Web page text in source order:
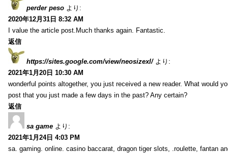
perder peso より:
2020年12月31日 8:32 AM
I value the article post.Much thanks again. Fantastic.
返信
https://sites.google.com/view/neosizexl/ より:
2021年1月20日 10:30 AM
wonderful points altogether, you just received a new reader. What would
post that you just made a few days in the past? Any certain?
返信
sa game より:
2021年1月24日 4:03 PM
sa. gaming. online. casino baccarat, dragon tiger slots, .roulette, fantan